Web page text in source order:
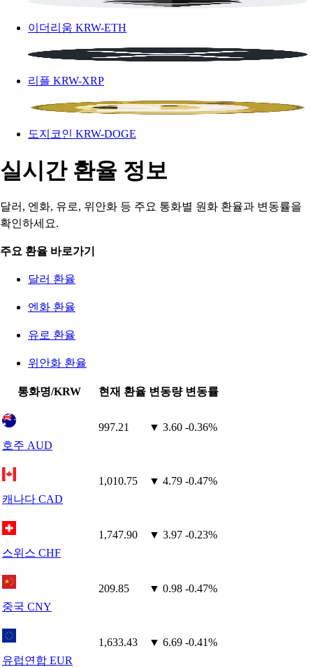
이더리움 KRW-ETH
리플 KRW-XRP
도지코인 KRW-DOGE
실시간 환율 정보
달러, 엔화, 유로, 위안화 등 주요 통화별 원화 환율과 변동률을
확인하세요.
주요 환율 바로가기
달러 환율
엔화 환율
유로 환율
위안화 환율
통화명/KRW 현재 환율 변동량 변동률
호주 AUD
997.21 ▼ 3.60 -0.36%
캐나다 CAD
1,010.75 ▼ 4.79 -0.47%
스위스 CHF
1,747.90 ▼ 3.97 -0.23%
중국 CNY
209.85 ▼ 0.98 -0.47%
유럽연합 EUR
1,633.43 ▼ 6.69 -0.41%